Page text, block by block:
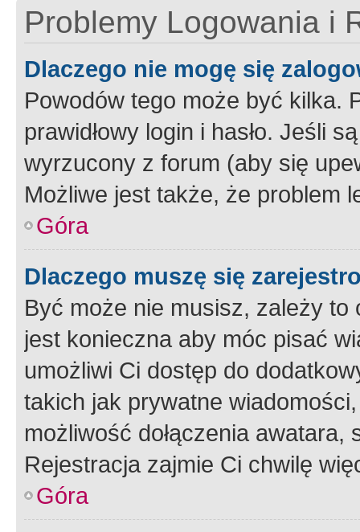
Problemy Logowania i
Dlaczego nie mogę się
Powodów tego może być kilka.
prawidłowy login i hasło. Jeśli
wyrzucony z forum (aby się
Możliwe jest także, że problem
Góra
Dlaczego muszę się
Być może nie musisz, zależy
jest konieczna aby móc pisać
umożliwi Ci dostęp do
takich jak prywatne
możliwość dołączenia
Rejestracja zajmie Ci chwilę
Góra